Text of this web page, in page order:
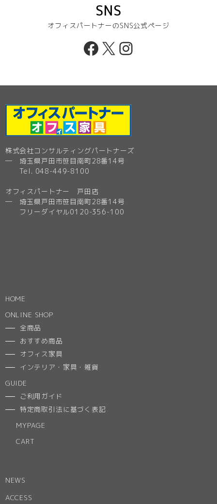
SNS
オフィスパートナーのSNS公式ページ
Facebook
X Instagram
株式会社コンサルティングパートナーズ
─ 埼玉県戸田市笹目南町28番14号
Tel. 048-449-8100
オフィスパートナー 戸田店
─ 埼玉県戸田市笹目南町28番14号
フリーダイヤル0120-356-100
HOME
ONLINE SHOP
全商品
おすすめ商品
オフィス家具
インテリア・家具・雑貨
GUIDE
ご利用ガイド
特定商取引法に基づく表記
MYPAGE
CART
NEWS
ACCESS